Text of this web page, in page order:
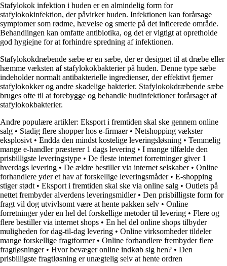
Stafylokok infektion i huden er en almindelig form for
stafylokokinfektion, der påvirker huden. Infektionen kan forårsage
symptomer som rødme, hævelse og smerte på det inficerede område.
Behandlingen kan omfatte antibiotika, og det er vigtigt at opretholde
god hygiejne for at forhindre spredning af infektionen.
Stafylokokdræbende sæbe er en sæbe, der er designet til at dræbe eller
hæmme væksten af stafylokokbakterier på huden. Denne type sæbe
indeholder normalt antibakterielle ingredienser, der effektivt fjerner
stafylokokker og andre skadelige bakterier. Stafylokokdræbende sæbe
bruges ofte til at forebygge og behandle hudinfektioner forårsaget af
stafylokokbakterier.
Andre populære artikler: Eksport i fremtiden skal ske gennem online
salg • Stadig flere shopper hos e-firmaer• Netshopping vækster
eksplosivt • Endda den mindst kostelige leveringsløsning • Temmelig
mange e-handler præsterer 1 dags levering • I mange tilfælde den
prisbilligste leveringstype • De fleste internet forretninger giver 1
hverdags levering • De ældre bestiller via internet selskaber• Online
forhandlere yder et hav af forskellige leveringsmåder• E-shopping
stiger stødt • Eksport i fremtiden skal ske via online salg • Outlets på
nettet frembyder alverdens leveringsmidler• Den prisbilligste form for
fragt vil dog utvivlsomt være at hente pakken selv • Online
forretninger yder en hel del forskellige metoder til levering • Flere og
flere bestiller via internet shops • En hel del online shops tilbyder
muligheden for dag-til-dag levering • Online virksomheder tildeler
mange forskellige fragtformer• Online forhandlere frembyder flere
fragtløsninger• Hvor bevæger online indkøb sig hen? • Den
prisbilligste fragtløsning er unægtelig selv at hente ordren